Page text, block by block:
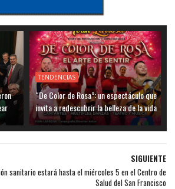
TENDENCIAS
“De Color de Rosa”: un espectáculo que
invita a redescubrir la belleza de la vida
SIGUIENTE
sanitario estará hasta el miércoles 5 en el Centro de
Salud del San Francisco